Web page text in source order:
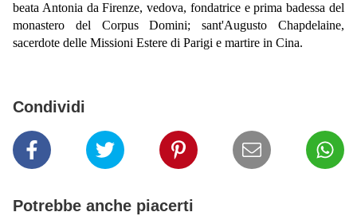
beata Antonia da Firenze, vedova, fondatrice e prima badessa del
monastero del Corpus Domini; sant'Augusto Chapdelaine,
sacerdote delle Missioni Estere di Parigi e martire in Cina.
Condividi
Potrebbe anche piacerti